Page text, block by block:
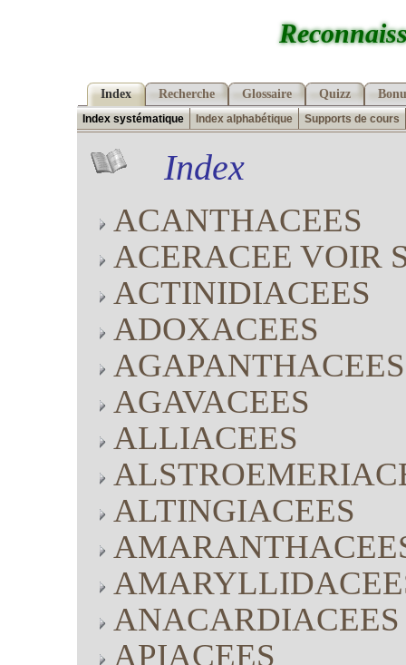
Index Recherche Glossaire Quizz
Index systématique Index alphabétique Supports de cours
Index
ACANTHACEES
ACERACEE VOIR
ACTINIDIACEES
ADOXACEES
AGAPANTHACEES
AGAVACEES
ALLIACEES
ALTINGIACEES
ANACARDIACEES
APIACEES